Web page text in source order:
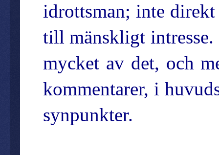
idrottsman; inte
till mänskligt intresse.
mycket av det, och
kommentarer, i
synpunkter.